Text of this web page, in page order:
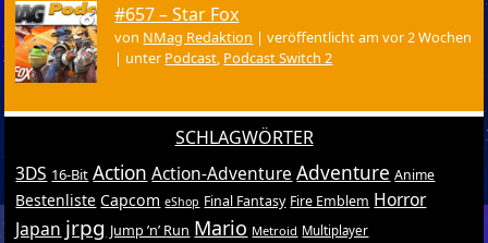
#657 – Star Fox
von NMag Redaktion |veröffentlicht am vor 2 Wochen
| unter Podcast, Podcast Switch 2
SCHLAGWÖRTER
3DS 16-Bit Action Action-Adventure Adventure Anime
Bestenliste Capcom eShop Final Fantasy Fire Emblem Horror
Japan jrpg Jump ’n’ Run Mario Metroid Multiplayer